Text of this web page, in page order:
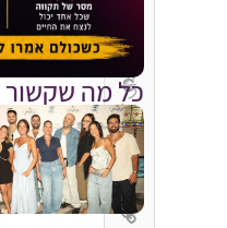
כל מה שקשור